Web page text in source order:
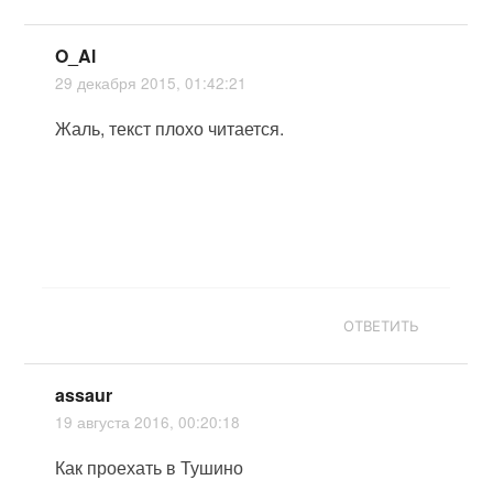
O_Al
29 декабря 2015, 01:42:21
Жаль, текст плохо читается.
ОТВЕТИТЬ
assaur
19 августа 2016, 00:20:18
Как проехать в Тушино